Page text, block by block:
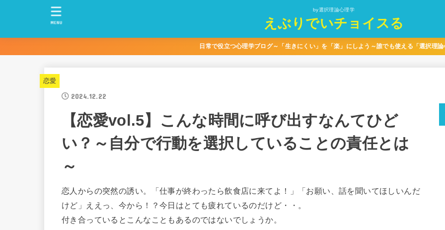
by選択理論心理学
えぶりでいチョイスる
MENU
日常で役立つ心理学ブログ～「生きにくい」を「楽」にしよう～誰でも使える「選択理論
恋愛
2024.12.22
【恋愛vol.5】こんな時間に呼び出すなんてひど
い？～自分で行動を選択していることの責任とは
～
恋人からの突然の誘い。「仕事が終わったら飲食店に来てよ！」「お願い、話を聞いてほしいんだ
けど」ええっ、今から！？今日はとても疲れているのだけど・・。
付き合っているとこんなこともあるのではないでしょうか。